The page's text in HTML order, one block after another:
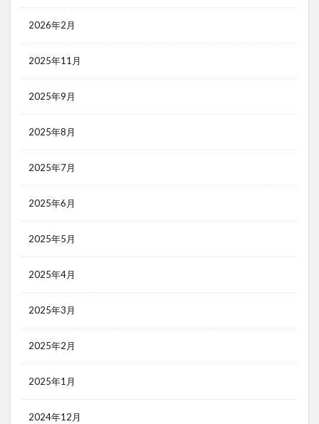
2026年2月
2025年11月
2025年9月
2025年8月
2025年7月
2025年6月
2025年5月
2025年4月
2025年3月
2025年2月
2025年1月
2024年12月